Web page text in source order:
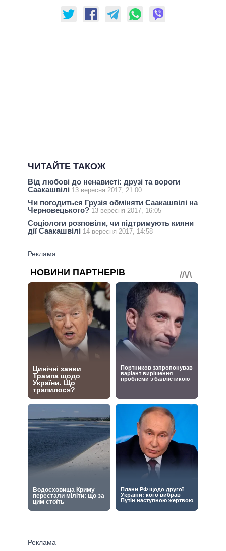
ЧИТАЙТЕ ТАКОЖ
Від любові до ненависті: друзі та вороги
Саакашвілі 13 вересня 2017, 21:00
Чи погодиться Грузія обміняти Саакашвілі на
Черновецького? 13 вересня 2017, 16:05
Соціологи розповіли, чи підтримують кияни
дії Саакашвілі 14 вересня 2017, 14:58